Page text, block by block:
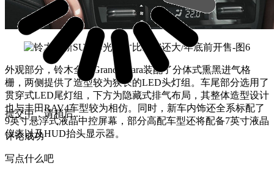
外观部分，铃木全新Grand Vitara装配了分体式熏黑进气格
栅，两侧提供了造型较为狭长的LED头灯组。车尾部分选用了
贯穿式LED尾灯组，下方为隐藏式排气布局，其整体造型设计
也与丰田RAV4车型较为相仿。同时，新车内饰还全系标配了
9英寸悬浮式液晶中控屏幕，部分高配车型还将配备7英寸液晶
仪表以及HUD抬头显示器。
提交中，请稍后...
评论成功
写点什么吧